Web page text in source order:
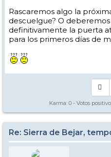
Rascaremos algo la
descuelgue? O
definitivamente la puerta
para los primeros días de
Karma: 0 - Votos
Re: Sierra de Bejar,